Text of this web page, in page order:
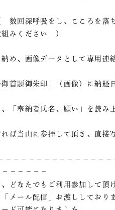
回深呼吸をし、こころを落
組みください ）
め、画像データとして専用連
首題御朱印」（画像）に納経
「奉納者氏名、願い」を読み
ば当山に参拝して頂き、直接
－－－－－－－－－－－－－
－－－－－
どなたでもご利用参加して頂
メール配信」お渡ししており